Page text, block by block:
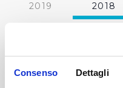
Consenso Dettagli
2019 2018
2011 2010